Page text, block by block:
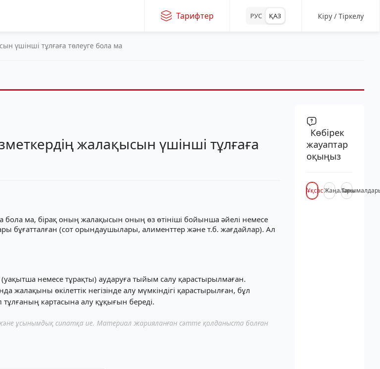
Тарифтер РУС ҚАЗ Кіру / Тіркелу
үшінші тұлғаға төлеуге бола ма
жалақысын үшінші тұлғаға
ма, бірақ оның жалақысын оның өз өтініші бойынша әйелі немесе
бұғатталған (сот орындаушылары, алименттер және т.б. жағдайлар). Ал
немесе тұрақты) аударуға тыйым салу қарастырылмаған.
өкілеттік негізінде алу мүмкіндігі қарастырылған, бұл
тұлғаның картасына алу құқығын береді.
ұсынымдық сипатқа ие. Материал жарияланған сәтте қолданыста болған
Көбірек
жауаптар
оқыңыз
ҰқсасЖаңалары